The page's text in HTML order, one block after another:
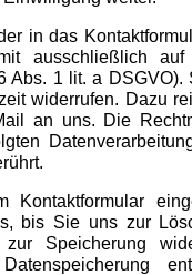
Todtnau
Denzlingen
in das
ausschließlich auf
Abs. 1 lit. a DSGVO).
widerrufen. Dazu
an uns. Die
Kontaktformular
bis Sie uns zur
zur Speicherung